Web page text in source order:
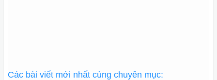
Các bài viết mới nhất cùng chuyên mục: